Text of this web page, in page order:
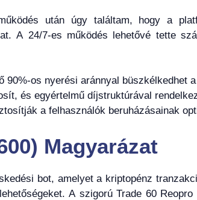
után úgy találtam, hogy a
A 24/7-es működés lehetővé tette
90%-os nyerési aránnyal büszkélkedhet
és egyértelmű díjstruktúrával
a felhasználók beruházásainak
Magyarázat
bot, amelyet a kriptopénz
A szigorú Trade 60